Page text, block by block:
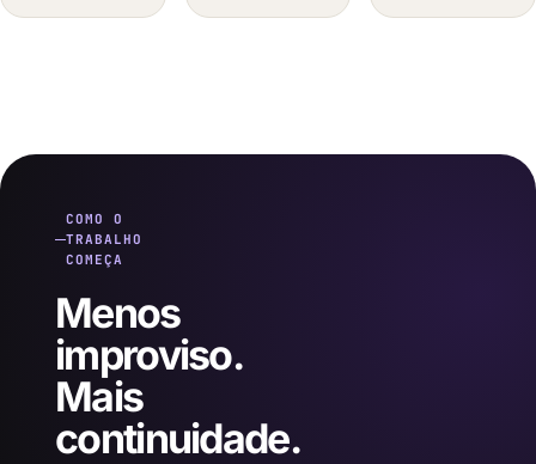
COMO O
TRABALHO
COMEÇA
Menos
improviso.
Mais
continuidade.